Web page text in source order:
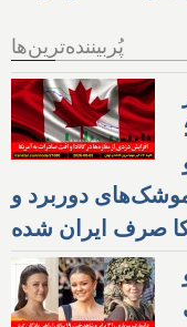
پُربیننده‌ترین‌ها
موشک‌های دوربرد و